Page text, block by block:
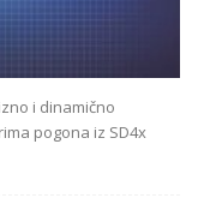
i dinamično
pogona iz SD4x